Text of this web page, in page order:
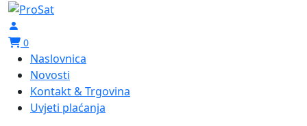
0
Naslovnica
Novosti
Kontakt & Trgovina
Uvjeti plaćanja